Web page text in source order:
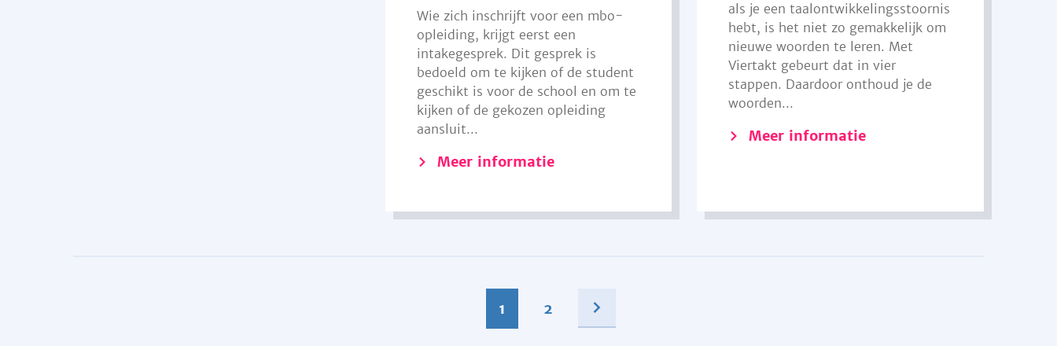
Wie zich inschrijft voor een mbo-
opleiding, krijgt eerst een
intakegesprek. Dit gesprek is
bedoeld om te kijken of de student
geschikt is voor de school en om te
kijken of de gekozen opleiding
aansluit...
Meer informatie
als je een taalontwikkelingsstoornis
hebt, is het niet zo gemakkelijk om
nieuwe woorden te leren. Met
Viertakt gebeurt dat in vier
stappen. Daardoor onthoud je de
woorden...
Meer informatie
1 2